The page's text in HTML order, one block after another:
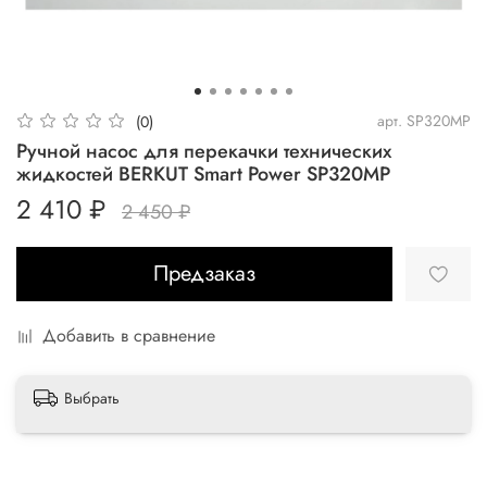
(0) арт. SP320MP
Ручной насос для перекачки технических
жидкостей BERKUT Smart Power SP320MP
2 410 ₽ 2 450 ₽
Предзаказ
Добавить в сравнение
Выбрать